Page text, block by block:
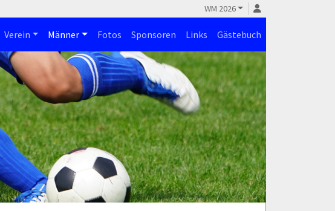
WM 2026
Verein Männer Fotos Sponsoren Links Gästebuch